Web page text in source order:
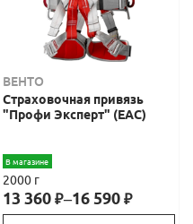
ВЕНТО
Страховочная привязь
"Профи Эксперт" (ЕАС)
В магазине
2000 г
13 360₽–16 590₽